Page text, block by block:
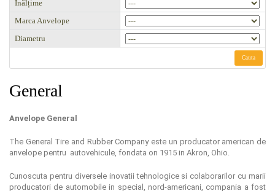
Înălțime
Marca Anvelope
Diametru
Cauta
General
Anvelope General
The General Tire and Rubber Company este un producator american de
anvelope pentru autovehicule, fondata on 1915 in Akron, Ohio.
Cunoscuta pentru diversele inovatii tehnologice si colaborarilor cu marii
producatori de automobile in special, nord-americani, compania a fost